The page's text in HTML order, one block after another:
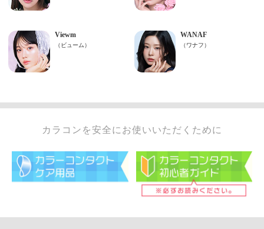
カラコンを安全にお使いいただくために